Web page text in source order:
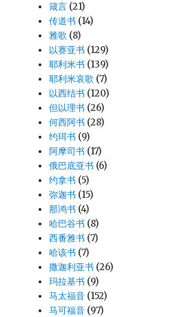
箴言 (21)
传道书 (14)
雅歌 (8)
以赛亚书 (129)
耶利米书 (139)
耶利米哀歌 (7)
以西结书 (120)
但以理书 (26)
何西阿书 (28)
约珥书 (9)
阿摩司书 (17)
俄巴底亚书 (6)
约拿书 (5)
弥迦书 (15)
那鸿书 (4)
哈巴谷书 (8)
西番雅书 (7)
哈该书 (7)
撒迦利亚书 (26)
玛拉基书 (9)
马太福音 (152)
马可福音 (97)